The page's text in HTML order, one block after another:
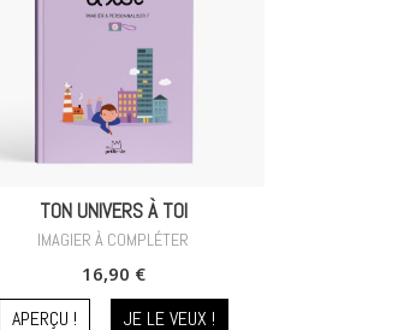
TON UNIVERS À TOI
IMAGIER À COMPLÉTER
16,90 €
APERÇU ! JE LE VEUX !